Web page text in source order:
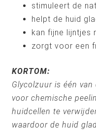
stimuleert de
helpt de huid
kan fijne lijntjes
zorgt voor een
KORTOM:
Glycolzuur is één
voor chemische
huidcellen te
waardoor de huid